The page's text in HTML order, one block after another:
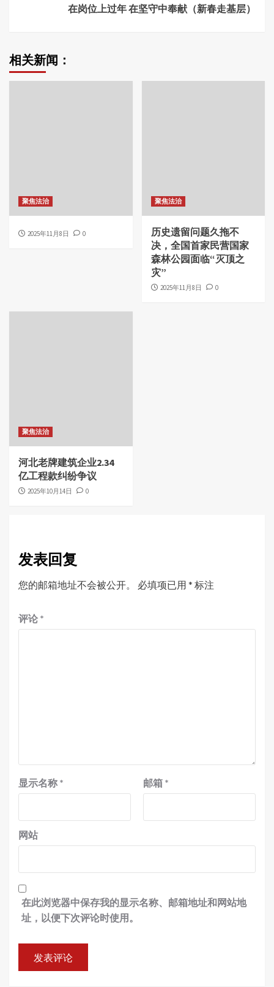
在岗位上过年 在坚守中奉献（新春走基层）
相关新闻：
聚焦法治
2025年11月8日 0
聚焦法治
历史遗留问题久拖不
决，全国首家民营国家
森林公园面临“灭顶之
灾”
2025年11月8日 0
聚焦法治
河北老牌建筑企业2.34
亿工程款纠纷争议
2025年10月14日 0
发表回复
您的邮箱地址不会被公开。 必填项已用 * 标注
评论 *
显示名称 * 邮箱 *
网站
在此浏览器中保存我的显示名称、邮箱地址和网站地
址，以便下次评论时使用。